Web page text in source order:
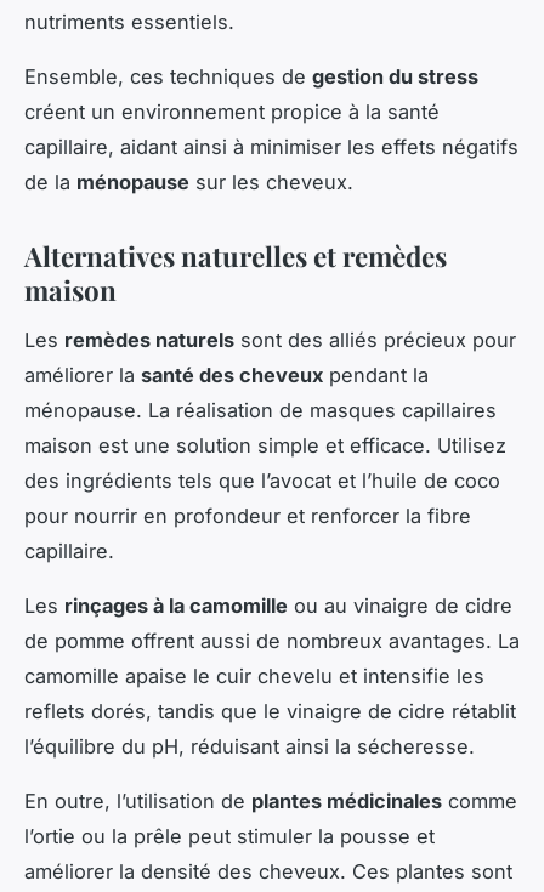
nutriments essentiels.
Ensemble, ces techniques de gestion du stress
créent un environnement propice à la santé
capillaire, aidant ainsi à minimiser les effets négatifs
de la ménopause sur les cheveux.
Alternatives naturelles et remèdes
maison
Les remèdes naturels sont des alliés précieux pour
améliorer la santé des cheveux pendant la
ménopause. La réalisation de masques capillaires
maison est une solution simple et efficace. Utilisez
des ingrédients tels que l’avocat et l’huile de coco
pour nourrir en profondeur et renforcer la fibre
capillaire.
Les rinçages à la camomille ou au vinaigre de cidre
de pomme offrent aussi de nombreux avantages. La
camomille apaise le cuir chevelu et intensifie les
reflets dorés, tandis que le vinaigre de cidre rétablit
l’équilibre du pH, réduisant ainsi la sécheresse.
En outre, l’utilisation de plantes médicinales comme
l’ortie ou la prêle peut stimuler la pousse et
améliorer la densité des cheveux. Ces plantes sont